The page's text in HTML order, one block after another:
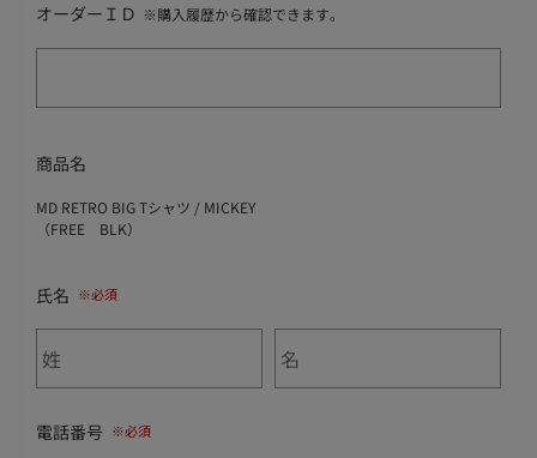
オーダーＩＤ ※購入履歴から確認できます。
商品名
MD RETRO BIG Tシャツ / MICKEY
（FREE BLK）
氏名
電話番号